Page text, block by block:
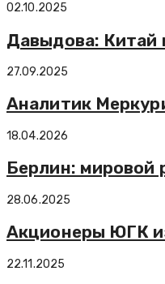
02.10.2025
Давыдова: Китай
27.09.2025
Аналитик
18.04.2026
Берлин: мировой
28.06.2025
Акционеры ЮГК
22.11.2025